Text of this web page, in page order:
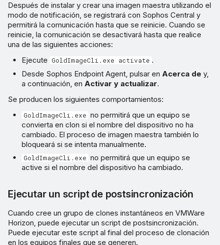
Después de instalar y crear una imagen maestra utilizando el
modo de notificación, se registrará con Sophos Central y
permitirá la comunicación hasta que se reinicie. Cuando se
reinicie, la comunicación se desactivará hasta que realice
una de las siguientes acciones:
Ejecute GoldImageCli.exe activate .
Desde Sophos Endpoint Agent, pulsar enAcerca de y,
a continuación, enActivar y actualizar.
Se producen los siguientes comportamientos:
GoldImageCli.exe no permitirá que un equipo se
convierta en clon si el nombre del dispositivo no ha
cambiado. El proceso de imagen maestra también lo
bloqueará si se intenta manualmente.
GoldImageCli.exe no permitirá que un equipo se
active si el nombre del dispositivo ha cambiado.
Ejecutar un script de postsincronización
Cuando cree un grupo de clones instantáneos en VMWare
Horizon, puede ejecutar un script de postsincronización.
Puede ejecutar este script al final del proceso de clonación
en los equipos finales que se generen.